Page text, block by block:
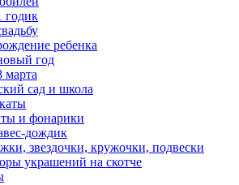
годик
ребенка
год
марта
сад и школа
и фонарики
дождик
звездочки, кружочки, подвески
украшений на скотче